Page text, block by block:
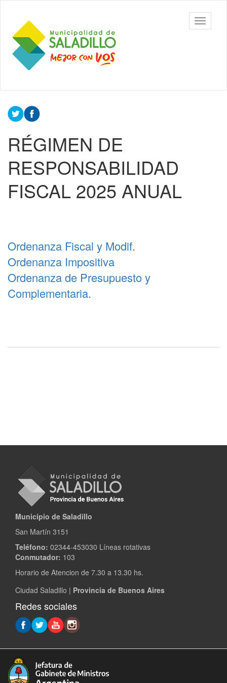
contenido
principal
Municipalidad
de Saladillo
barra
Contenido
principal
RÉGIMEN DE
RESPONSABILIDAD
FISCAL 2025 ANUAL
Ordenanza Fiscal y Modif.
Ordenanza Impositiva
Ordenanza de Presupuesto y
Complementaria.
Municipio de Saladillo
San Martín 3151
Teléfono: 02344-453030 Líneas rotativas
Conmutador: 103
Horario de Atencion de 7.30 a 13.30 hs.
Ciudad Saladillo | Provincia de Buenos Aires
Redes sociales